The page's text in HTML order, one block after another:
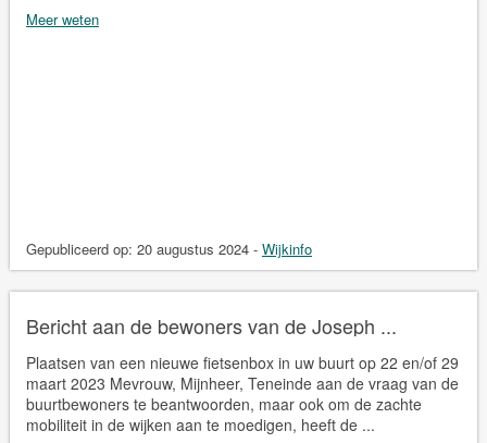
Meer weten
Gepubliceerd op: 20 augustus 2024 - Wijkinfo
Bericht aan de bewoners van de Joseph ...
Plaatsen van een nieuwe fietsenbox in uw buurt op 22 en/of 29
maart 2023 Mevrouw, Mijnheer, Teneinde aan de vraag van de
buurtbewoners te beantwoorden, maar ook om de zachte
mobiliteit in de wijken aan te moedigen, heeft de ...